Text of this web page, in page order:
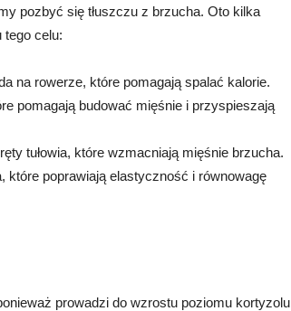
pozbyć się tłuszczu z brzucha. Oto kilka
tego celu:
na rowerze, które pomagają spalać kalorie.
pomagają budować mięśnie i przyspieszają
tułowia, które wzmacniają mięśnie brzucha.
które poprawiają elastyczność i równowagę
prowadzi do wzrostu poziomu kortyzolu